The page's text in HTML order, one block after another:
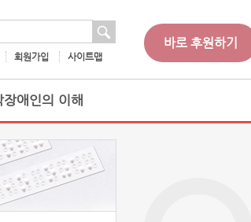
회원가입 사이트맵
바로 후원하기
장애인의 이해